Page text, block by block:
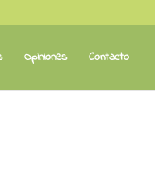
Opiniones Contacto